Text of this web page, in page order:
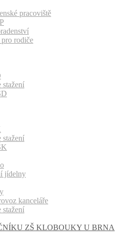
pracoviště
rodiče
stažení
stažení
jídelny
kanceláře
stažení
ZŠ KLOBOUKY U BRNA